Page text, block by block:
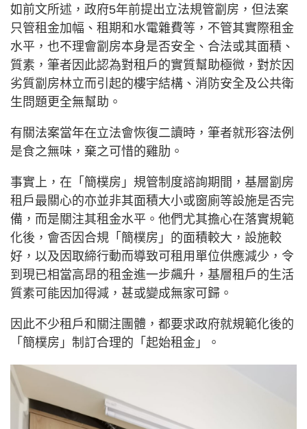
如前文所述，政府5年前提出立法規管劏房，但法案
只管租金加幅、租期和水電雜費等，不管其實際租金
水平，也不理會劏房本身是否安全、合法或其面積、
質素，筆者因此認為對租戶的實質幫助極微，對於因
劣質劏房林立而引起的樓宇結構、消防安全及公共衛
生問題更全無幫助。
有關法案當年在立法會恢復二讀時，筆者就形容法例
是食之無味，棄之可惜的雞肋。
事實上，在「簡樸房」規管制度諮詢期間，基層劏房
租戶最關心的亦並非其面積大小或窗廁等設施是否完
備，而是關注其租金水平。他們尤其擔心在落實規範
化後，會否因合規「簡樸房」的面積較大，設施較
好，以及因取締行動而導致可租用單位供應減少，令
到現已相當高昂的租金進一步飆升，基層租戶的生活
質素可能因加得減，甚或變成無家可歸。
因此不少租戶和關注團體，都要求政府就規範化後的
「簡樸房」制訂合理的「起始租金」。